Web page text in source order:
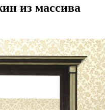
из массива